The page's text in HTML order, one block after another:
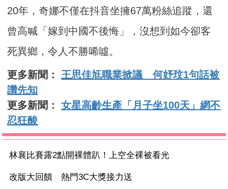
20年，奇娜不僅在抖音坐擁67萬粉絲追蹤，還
曾高喊「嫁到中國不後悔」，沒想到如今卻客
死異鄉，令人不勝唏噓。
更多新聞： 王思佳尪職業掀議 何妤玟1句話被
讚先知
更多新聞：女星高齡生產「月子坐100天」網不
忍狂酸
林襄比賽露2點開裸體趴！上空全裸被看光
改版大回饋 熱門3C大獎接力送